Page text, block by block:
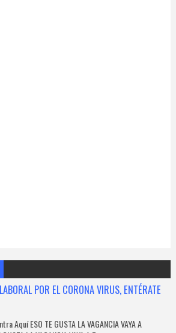
POR EL CORONA VIRUS, ENTÉRATE
Aquí ESO TE GUSTA LA VAGANCIA VAYA A